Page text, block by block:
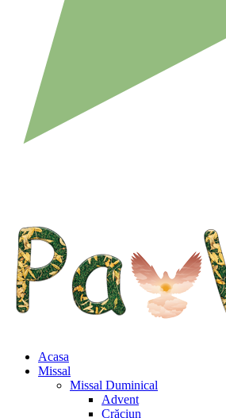
Acasa
Missal
Missal Duminical
Advent
Crăciun